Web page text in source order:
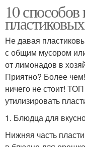
10
Не давая
с общим мусором
от лимонадов в
Приятно? Более
ничего не стоит!
утилизировать
1. Блюдца для
Нижняя часть